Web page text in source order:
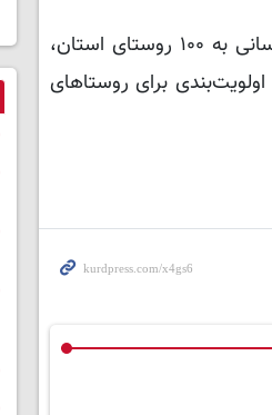
استاندار ایلام ضمن اشاره به تفاهم نامه منعقد شده با خیر آبرسان کشور در هفته گذشته برای آبرسانی به ۱۰۰ روستای استان،
برای روستاهای